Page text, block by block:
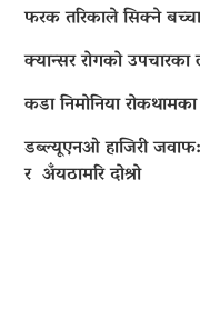
फरक तरिकाले सिक्ने
क्यान्सर रोगको
कडा निमोनिया
डब्ल्यूएनओ हाजिरी
र अँयठामरि दोश्रो